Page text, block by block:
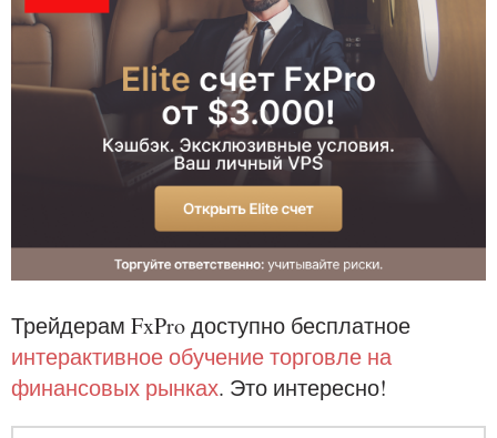
Трейдерам FxPro доступно бесплатное
интерактивное обучение торговле на
финансовых рынках. Это интересно!